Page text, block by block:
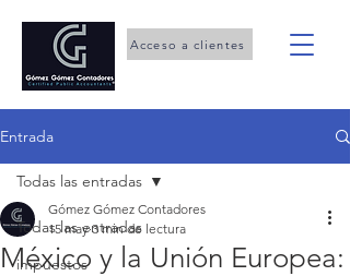
Acceso a clientes
Entrada
Todas las entradas
impuestos
Todas las entradas
México y la Unión Europea:
Gómez Gómez Contadores
15 may 3 min de lectura